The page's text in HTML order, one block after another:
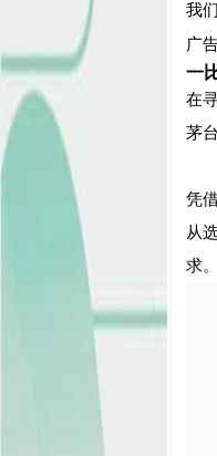
我
广
一
在
茅
凭
从
求。